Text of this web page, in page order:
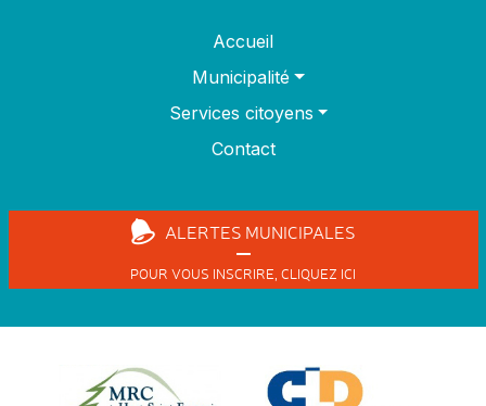
Accueil
Municipalité
Services citoyens
Contact
ALERTES MUNICIPALES
POUR VOUS INSCRIRE, CLIQUEZ ICI